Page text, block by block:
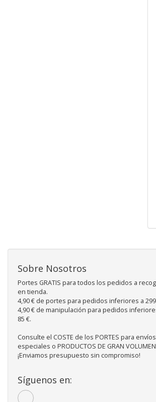
Sobre Nosotros
Portes GRATIS para todos los pedidos a
en tienda.
4,90 € de portes para pedidos inferiores a 299
4,90 € de manipulación para pedidos
85 €.
Consulte el COSTE de los PORTES para envíos
especiales o PRODUCTOS DE GRAN
¡Enviamos presupuesto sin compromiso!
Síguenos en: